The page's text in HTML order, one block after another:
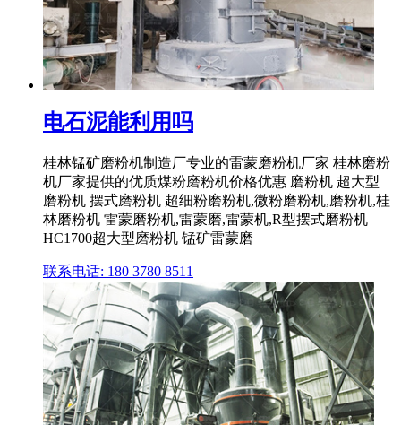
电石泥能利用吗
桂林锰矿磨粉机制造厂专业的雷蒙磨粉机厂家 桂林磨粉
机厂家提供的优质煤粉磨粉机价格优惠 磨粉机 超大型
磨粉机 摆式磨粉机 超细粉磨粉机,微粉磨粉机,磨粉机,桂
林磨粉机 雷蒙磨粉机,雷蒙磨,雷蒙机,R型摆式磨粉机
HC1700超大型磨粉机 锰矿雷蒙磨
联系电话: 180 3780 8511